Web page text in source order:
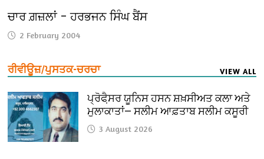
ਚਾਰ ਗ਼ਜ਼ਲਾਂ – ਹਰਭਜਨ ਸਿੰਘ ਬੈਂਸ
2 February 2004
ਰੀਵੀਊਜ਼/ਪੁਸਤਕ-ਚਰਚਾ VIEW ALL
ਪ੍ਰੋਫੈ਼ਸਰ ਯੂਨਿਸ ਹਸਨ ਸ਼ਖ਼ਸੀਅਤ ਕਲਾ ਅਤੇ
ਮੁਲਾਕਾਤਾਂ— ਸਲੀਮ ਆਫ਼ਤਾਬ ਸਲੀਮ ਕਸੂਰੀ
3 August 2026